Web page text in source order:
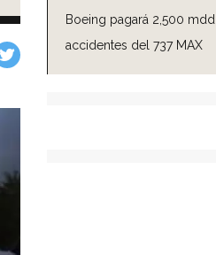
Boeing pagará 2,500
accidentes del 737 MAX